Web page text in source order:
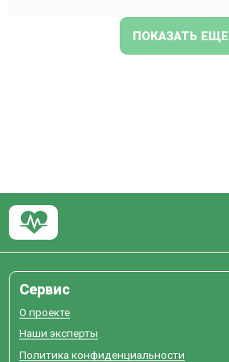
ПОКАЗАТЬ ЕЩЕ
Сервис
О проекте
Наши эксперты
Политика конфиденциальности